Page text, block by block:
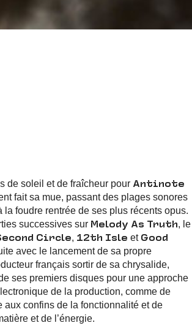
de soleil et de fraîcheur pour Antinote
fait sa mue, passant des plages sonores
foudre rentrée de ses plus récents opus.
successives sur Melody As Truth, le
Circle, 12th Isle et Good
avec le lancement de sa propre
français sortir de sa chrysalide,
ses premiers disques pour une approche
de la production, comme de
aux confins de la fonctionnalité et de
et de l’énergie.